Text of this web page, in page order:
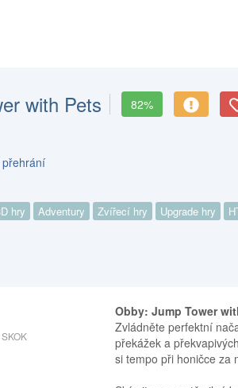
with Pets
82%
přehrání
hry Adventury Zvířecí hry Upgrade hry
SKOK
Obby: Jump Tower
Zvládněte perfektní
překážek a
si tempo při honičce za